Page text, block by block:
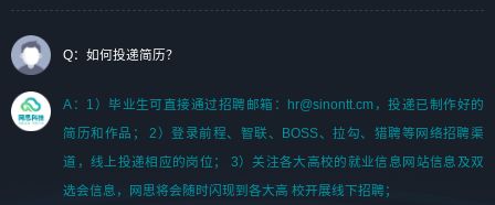
Q：如何投递简历？
A：1）毕业生可直接通过招聘邮箱：hr@sinontt.cm，投递已制作好的
简历和作品； 2）登录前程、智联、BOSS、拉勾、猎聘等网络招聘渠
道，线上投递相应的岗位； 3）关注各大高校的就业信息网站信息及双
选会信息，网思将会随时闪现到各大高 校开展线下招聘；